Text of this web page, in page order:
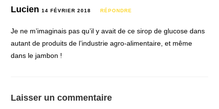
Lucien14 FÉVRIER 2018 RÉPONDRE
Je ne m’imaginais pas qu’il y avait de ce sirop de glucose dans
autant de produits de l’industrie agro-alimentaire, et même
dans le jambon !
Laisser un commentaire